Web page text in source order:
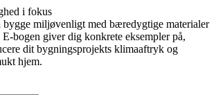
i fokus
miljøvenligt med bæredygtige materialer
bogen giver dig konkrete eksempler på,
dit bygningsprojekts klimaaftryk og
hjem.